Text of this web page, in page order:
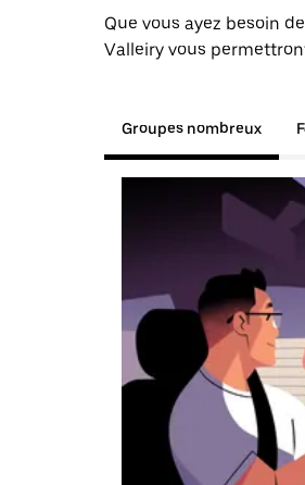
Que vous ayez besoin
Valleiry vous
Groupes nombreux